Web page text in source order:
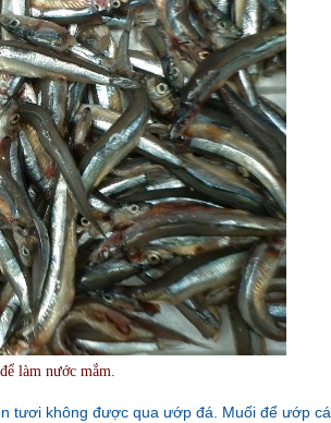
làm nước mắm.
tươi không được qua ướp đá. Muối để ướp cá